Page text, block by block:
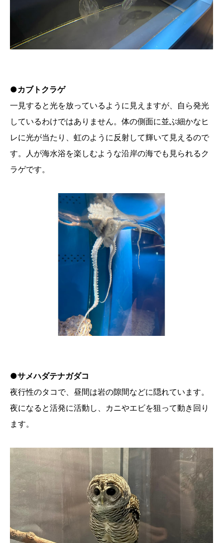
●カブトクラゲ
一見すると光を放っているように見えますが、自ら発光
しているわけではありません。体の側面に並ぶ細かなヒ
レに光が当たり、虹のように反射して輝いて見えるので
す。人が海水浴を楽しむような沿岸の海でも見られるク
ラゲです。
●サメハダテナガダコ
夜行性のタコで、昼間は岩の隙間などに隠れています。
夜になると活発に活動し、カニやエビを狙って動き回り
ます。